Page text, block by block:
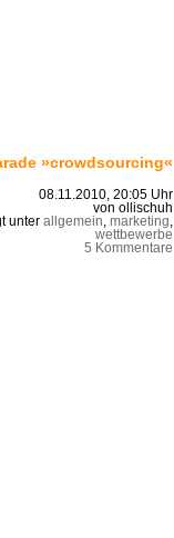
»crowdsourcing«
08.11.2010, 20:05 Uhr
von ollischuh
unter allgemein, marketing,
wettbewerbe
5 Kommentare